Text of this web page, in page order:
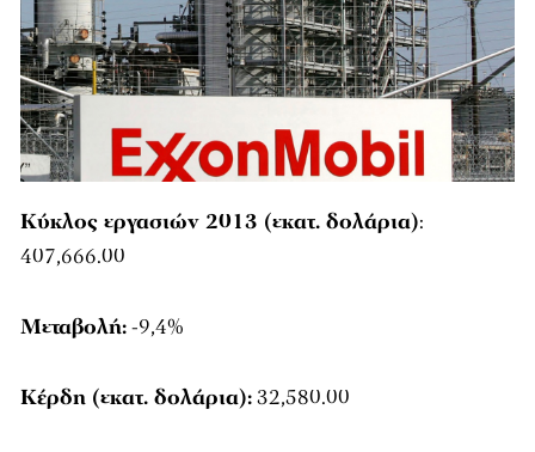
Κύκλος εργασιών 2013 (εκατ. δολάρια):
407,666.00
Μεταβολή:-9,4%
Κέρδη (εκατ. δολάρια):32,580.00